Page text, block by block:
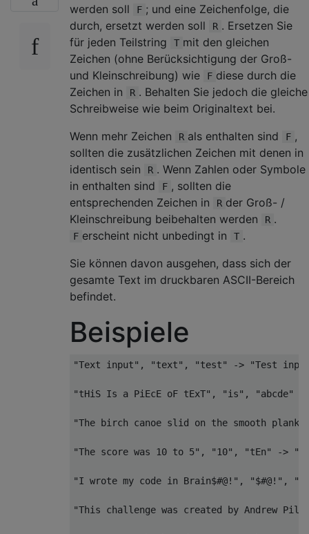
werden soll
F ; und eine Zeichenfolge, die
durch, ersetzt werden soll
R . Ersetzen Sie
für jeden Teilstring
T mit den gleichen
Zeichen (ohne Berücksichtigung der Groß-
und Kleinschreibung) wie
F diese durch die
Zeichen in
R . Behalten Sie jedoch die gleiche
Schreibweise wie beim Originaltext bei.
Wenn mehr Zeichen
R als enthalten sind F ,
sollten die zusätzlichen Zeichen mit denen in
identisch sein
R . Wenn Zahlen oder Symbole
in enthalten sind
F , sollten die
entsprechenden Zeichen in
R der Groß- /
Kleinschreibung beibehalten werden
R .
F erscheint nicht unbedingt in T .
Sie können davon ausgehen, dass sich der
gesamte Text im druckbaren ASCII-Bereich
befindet.
Beispiele
"Text input", "text", "test" -> "Test
"tHiS Is a PiEcE oF tExT", "is", "abcde" ->
"The birch canoe slid on the smooth
"The score was 10 to 5", "10", "tEn" ->
"I wrote my code in Brain$#@!", "$#@!",
"This challenge was created by Andrew